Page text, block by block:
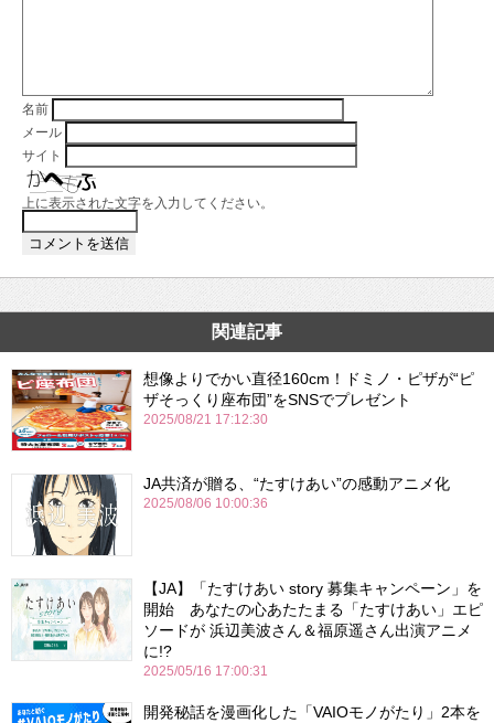
名前
メール
サイト
上に表示された文字を入力してください。
関連記事
想像よりでかい直径160cm！ドミノ・ピザが“ピ
ザそっくり座布団”をSNSでプレゼント
2025/08/21 17:12:30
JA共済が贈る、“たすけあい”の感動アニメ化
2025/08/06 10:00:36
【JA】「たすけあい story 募集キャンペーン」を
開始 あなたの心あたたまる「たすけあい」エピ
ソードが 浜辺美波さん＆福原遥さん出演アニメ
に!?
2025/05/16 17:00:31
開発秘話を漫画化した「VAIOモノがたり」2本を